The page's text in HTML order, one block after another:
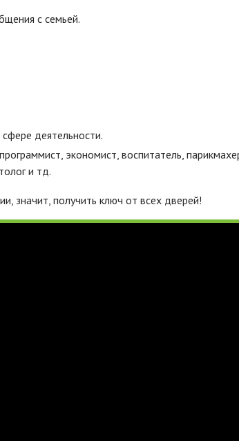
с семьей.
деятельности.
экономист, воспитатель,
и тд.
значит, получить ключ от всех дверей!